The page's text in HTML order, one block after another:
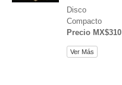
Disco
Compacto
Precio MX$310
Ver Más